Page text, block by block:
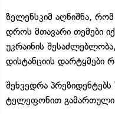
ზელენსკიმ აღნიშნა,
დროს მთავარი თემები
უკრაინის
დისტანციის დარტყმები
შეხვედრა
ტელეფონით გამართული